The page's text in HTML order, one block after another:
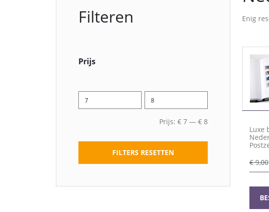
Filteren
Prijs
Prijs: € 7 — € 8
FILTERS RESETTEN
Enig
Luxe
€9,00